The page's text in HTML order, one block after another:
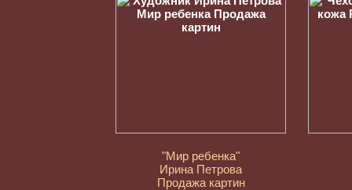
"Мир ребенка"
Ирина Петрова
Продажа картин